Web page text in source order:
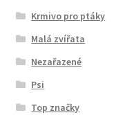
Krmivo pro ptáky
Malá zvířata
Nezařazené
Psi
Top značky